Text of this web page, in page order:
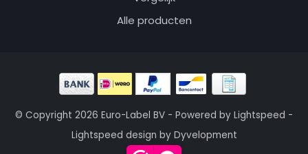
Alle producten
© Copyright 2026 Euro-Label BV - Powered by Lightspeed -
Lightspeed design by Dyvelopment